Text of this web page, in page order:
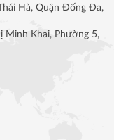
Hà, Quận Đống Đa,
Minh Khai, Phường 5,